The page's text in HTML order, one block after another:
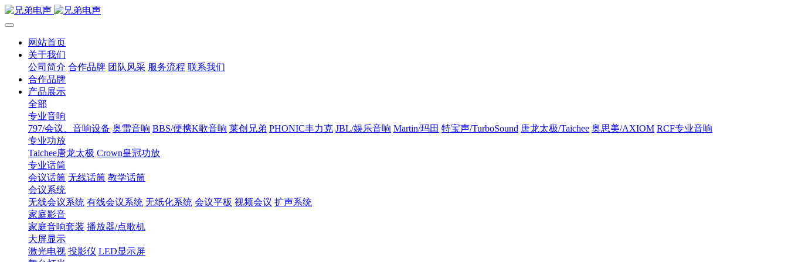
网站首页
关于我们
公司简介 合作品牌 团队风采 服务流程 联系我们
合作品牌
产品展示
全部
专业音响
797/会议、音响设备 奥雷音响 BBS/便携K歌音响 莱创兄弟 PHONIC丰力克 JBL/娱乐音响 Martin/玛田 特宝声/TurboSound 唐龙太极/Taichee 奥思美/AXIOM RCF专业音响
专业功放
Taichee唐龙太极 Crown皇冠功放
专业话筒
会议话筒 无线话筒 教学话筒
会议系统
无线会议系统 有线会议系统 无纸化系统 会议平板 视频会议 扩声系统
家庭影音
家庭音响套装 播放器/点歌机
大屏显示
激光电视 投影仪 LED显示屏